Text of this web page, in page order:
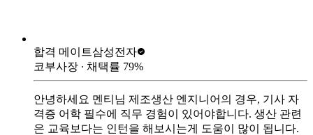
합격 메이트삼성전자
코부사장 ∙ 채택률 79%
안녕하세요 멘티님 제조생산 엔지니어의 경우, 기사 자
격증 어학 필수에 직무 경험이 있어야합니다. 생산 관련
은 교육보다는 인턴을 해보시는게 도움이 많이 됩니다.